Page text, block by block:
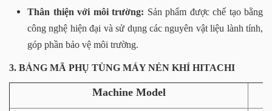
Thân thiện với môi trường: Sản phẩm được chế tạo bằng
công nghệ hiện đại và sử dụng các nguyên vật liệu lành tính,
góp phần bảo vệ môi trường.
3. BẢNG MÃ PHỤ TÙNG MÁY NÉN KHÍ HITACHI
Machine Model